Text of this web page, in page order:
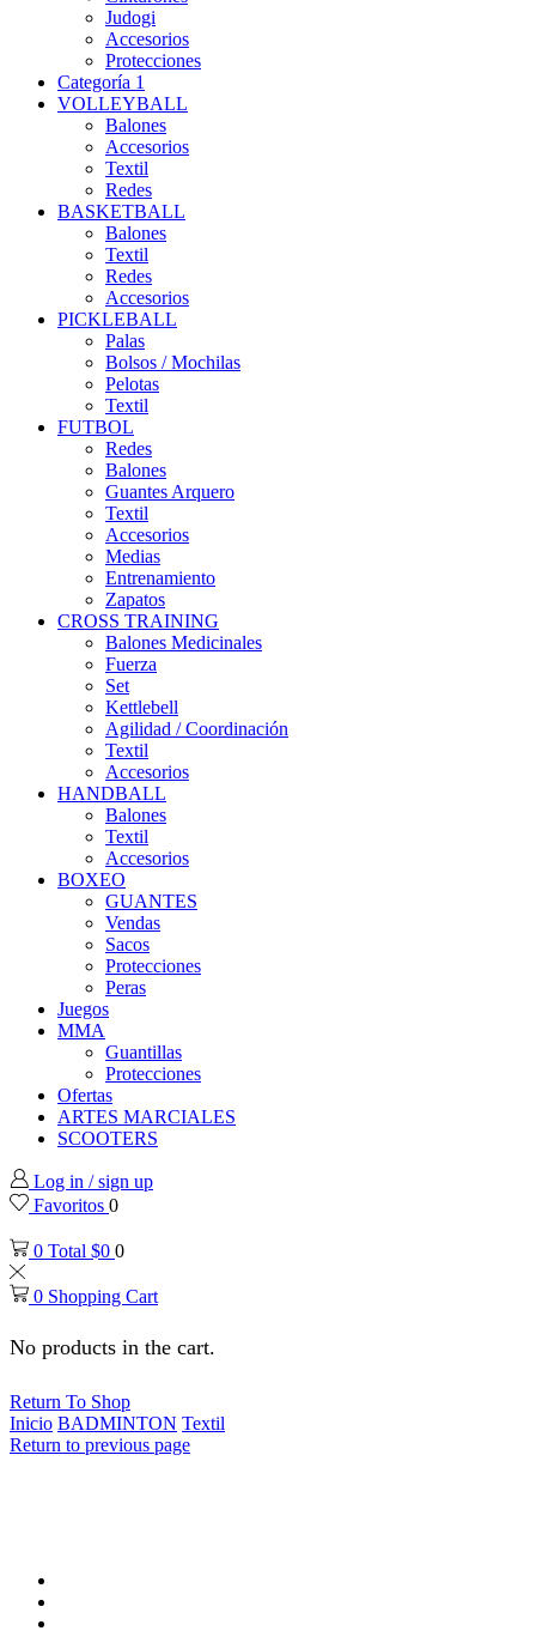
Judogi
Accesorios
Protecciones
Categoría 1
VOLLEYBALL
Balones
Accesorios
Textil
Redes
BASKETBALL
Balones
Textil
Redes
Accesorios
PICKLEBALL
Palas
Bolsos / Mochilas
Pelotas
Textil
FUTBOL
Redes
Balones
Guantes Arquero
Textil
Accesorios
Medias
Entrenamiento
Zapatos
CROSS TRAINING
Balones Medicinales
Fuerza
Set
Kettlebell
Agilidad / Coordinación
Textil
Accesorios
HANDBALL
Balones
Textil
Accesorios
BOXEO
GUANTES
Vendas
Sacos
Protecciones
Peras
Juegos
MMA
Guantillas
Protecciones
Ofertas
ARTES MARCIALES
SCOOTERS
Log in / sign up
Favoritos 0
0 Total $0 0
0 Shopping Cart
No products in the cart.
Return To Shop
Inicio BADMINTON Textil
Return to previous page